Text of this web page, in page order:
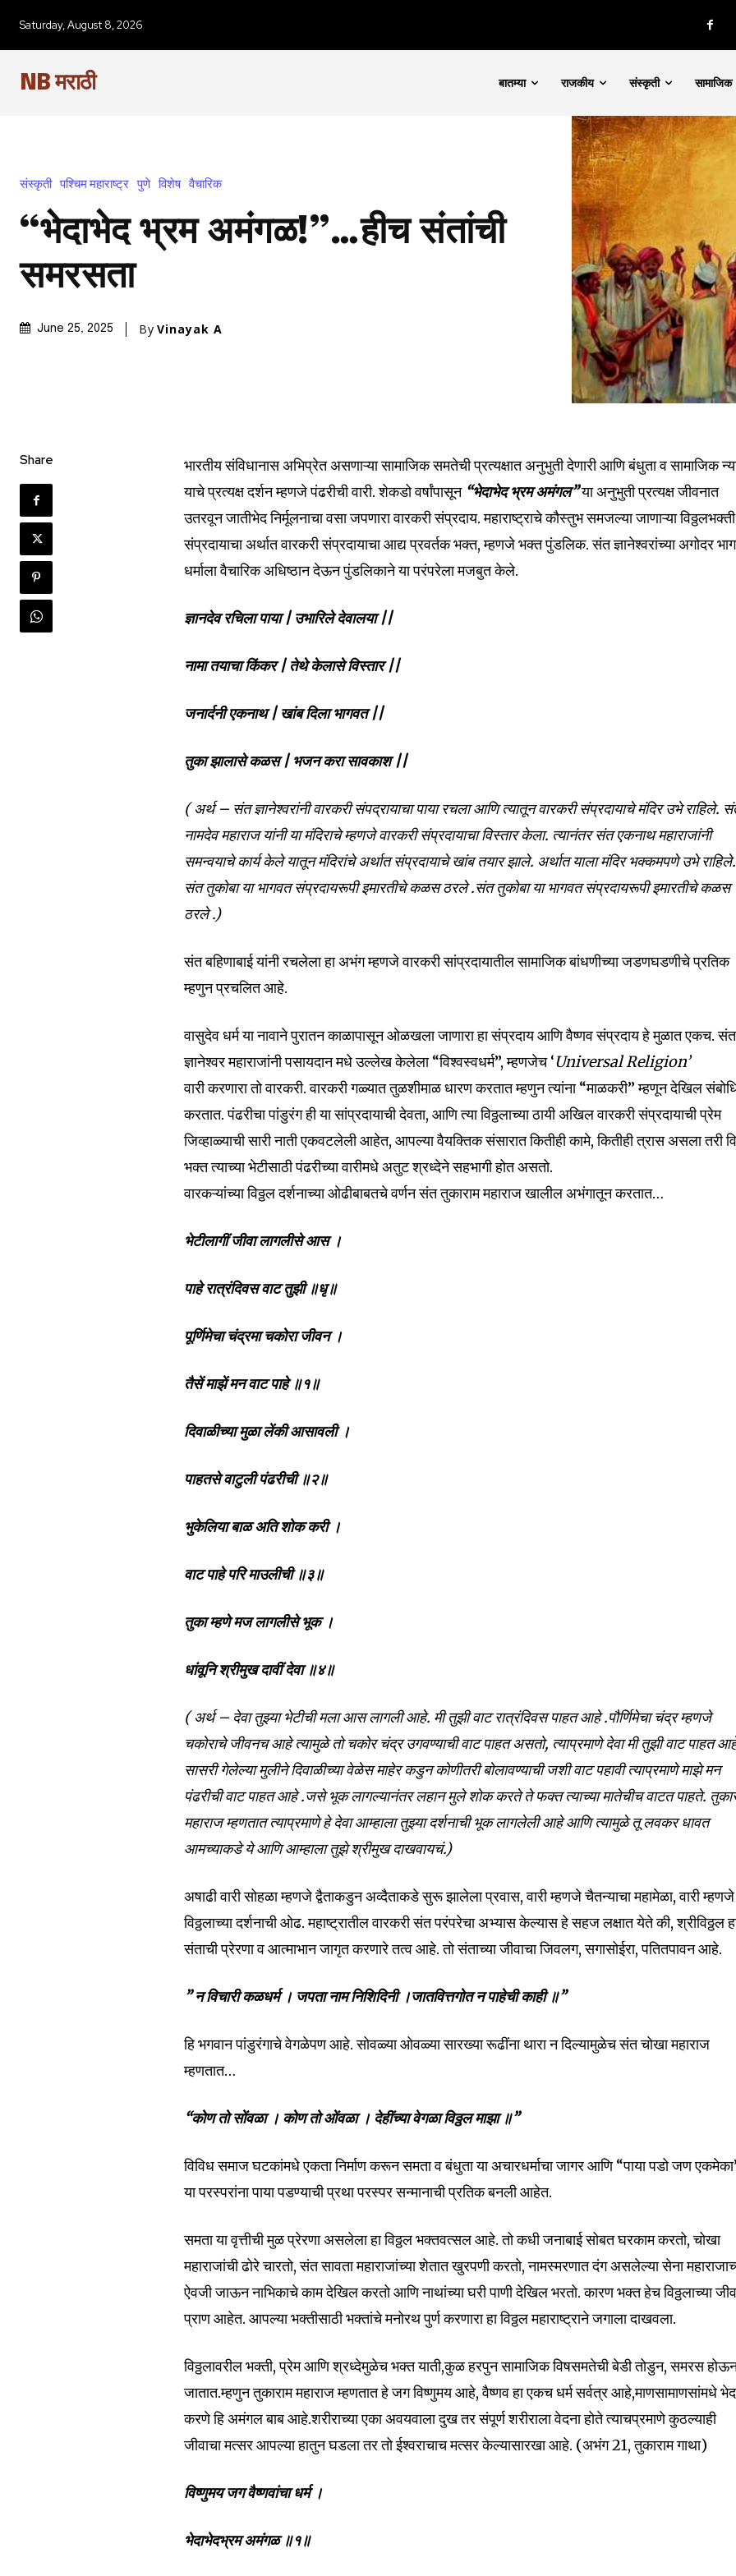
SUBSCRIBERS and be part
the subscribe button below. Don't worry, we respect your privacy and
won't spam your inbox. Your information is safe with us.
Fans
Saturday, August 8, 2026
NB मराठी बातम्या राजकीय संस्कृती सामाजिक
संस्कृती पश्चिम महाराष्ट्र पुणे विशेष वैचारिक
“भेदाभेद भ्रम अमंगळ!”…हीच संतांची
समरसता
June 25, 2025 By Vinayak A
Share
भारतीय संविधानास अभिप्रेत असणाऱ्या सामाजिक समतेची प्रत्यक्षात अनुभुती देणारी आणि बंधुता व सामाजिक
याचे प्रत्यक्ष दर्शन म्हणजे पंढरीची वारी. शेकडो वर्षांपासून“भेदाभेद भ्रम अमंगल”या अनुभुती प्रत्यक्ष जीवनात
उतरवून जातीभेद निर्मूलनाचा वसा जपणारा वारकरी संप्रदाय. महाराष्ट्राचे कौस्तुभ समजल्या जाणाऱ्या विठ्ठलभक्ती
संप्रदायाचा अर्थात वारकरी संप्रदायाचा आद्य प्रवर्तक भक्त, म्हणजे भक्त पुंडलिक. संत ज्ञानेश्वरांच्या अगोदर
धर्माला वैचारिक अधिष्ठान देऊन पुंडलिकाने या परंपरेला मजबुत केले.
ज्ञानदेव रचिला पाया | उभारिले देवालया ||
नामा तयाचा किंकर | तेथे केलासे विस्तार ||
जनार्दनी एकनाथ | खांब दिला भागवत ||
तुका झालासे कळस | भजन करा सावकाश ||
( अर्थ – संत ज्ञानेश्वरांनी वारकरी संपद्रायाचा पाया रचला आणि त्यातून वारकरी संप्रदायाचे मंदिर उभे राहिले.
नामदेव महाराज यांनी या मंदिराचे म्हणजे वारकरी संप्रदायाचा विस्तार केला. त्यानंतर संत एकनाथ महाराजांनी
समन्वयाचे कार्य केले यातून मंदिरांचे अर्थात संप्रदायाचे खांब तयार झाले. अर्थात याला मंदिर भक्कमपणे उभे राहिले.
संत तुकोबा या भागवत संप्रदायरूपी इमारतीचे कळस ठरले .संत तुकोबा या भागवत संप्रदायरूपी इमारतीचे कळस
ठरले .)
संत बहिणाबाई यांनी रचलेला हा अभंग म्हणजे वारकरी सांप्रदायातील सामाजिक बांधणीच्या जडणघडणीचे प्रतिक
म्हणुन प्रचलित आहे.
वासुदेव धर्म या नावाने पुरातन काळापासून ओळखला जाणारा हा संप्रदाय आणि वैष्णव संप्रदाय हे मुळात एकच. संत
ज्ञानेश्वर महाराजांनी पसायदान मधे उल्लेख केलेला “विश्वस्वधर्म”, म्हणजेच ‘Universal Religion’
वारी करणारा तो वारकरी. वारकरी गळ्यात तुळशीमाळ धारण करतात म्हणुन त्यांना “माळकरी” म्हणून देखिल
करतात. पंढरीचा पांडुरंग ही या सांप्रदायाची देवता, आणि त्या विठ्ठलाच्या ठायी अखिल वारकरी संप्रदायाची प्रेम
जिव्हाळ्याची सारी नाती एकवटलेली आहेत, आपल्या वैयक्तिक संसारात कितीही कामे, कितीही त्रास असला तरी
भक्त त्याच्या भेटीसाठी पंढरीच्या वारीमधे अतुट श्रध्देने सहभागी होत असतो.
वारकऱ्यांच्या विठ्ठल दर्शनाच्या ओढीबाबतचे वर्णन संत तुकाराम महाराज खालील अभंगातून करतात…
भेटीलागीं जीवा लागलीसे आस ।
पाहे रात्रंदिवस वाट तुझी ॥धृ॥
पूर्णिमेचा चंद्रमा चकोरा जीवन ।
तैसें माझें मन वाट पाहे ॥१॥
दिवाळीच्या मुळा लेंकी आसावली ।
पाहतसे वाटुली पंढरीची ॥२॥
भुकेलिया बाळ अति शोक करी ।
वाट पाहे परि माउलीची ॥३॥
तुका म्हणे मज लागलीसे भूक ।
धांवूनि श्रीमुख दावीं देवा ॥४॥
( अर्थ – देवा तुझ्या भेटीची मला आस लागली आहे. मी तुझी वाट रात्रंदिवस पाहत आहे .पौर्णिमेचा चंद्र म्हणजे
चकोराचे जीवनच आहे त्यामुळे तो चकोर चंद्र उगवण्याची वाट पाहत असतो, त्याप्रमाणे देवा मी तुझी वाट पाहत
सासरी गेलेल्या मुलीने दिवाळीच्या वेळेस माहेर कडुन कोणीतरी बोलावण्याची जशी वाट पहावी त्याप्रमाणे माझे मन
पंढरीची वाट पाहत आहे .जसे भूक लागल्यानंतर लहान मुले शोक करते ते फक्त त्याच्या मातेचीच वाटत पाहते.
महाराज म्हणतात त्याप्रमाणे हे देवा आम्हाला तुझ्या दर्शनाची भूक लागलेली आहे आणि त्यामुळे तू लवकर धावत
आमच्याकडे ये आणि आम्हाला तुझे श्रीमुख दाखवायचं.)
अषाढी वारी सोहळा म्हणजे द्वैताकडुन अव्दैताकडे सुरू झालेला प्रवास, वारी म्हणजे चैतन्याचा महामेळा, वारी म्हणजे
विठ्ठलाच्या दर्शनाची ओढ. महाष्ट्रातील वारकरी संत परंपरेचा अभ्यास केल्यास हे सहज लक्षात येते की, श्रीविठ्ठल
संताची प्रेरणा व आत्माभान जागृत करणारे तत्व आहे. तो संताच्या जीवाचा जिवलग, सगासोईरा, पतितपावन आहे.
” न विचारी कळधर्म । जपता नाम निशिदिनी ।जातवित्तगोत न पाहेची काही ॥”
हि भगवान पांडुरंगाचे वेगळेपण आहे. सोवळ्या ओवळ्या सारख्या रूढींना थारा न दिल्यामुळेच संत चोखा महाराज
म्हणतात…
“कोण तो सोंवळा । कोण तो ओंवळा । देहींच्या वेगळा विठ्ठल माझा ॥”
विविध समाज घटकांमधे एकता निर्माण करून समता व बंधुता या अचारधर्माचा जागर आणि “पाया पडो जण
या परस्परांना पाया पडण्याची प्रथा परस्पर सन्मानाची प्रतिक बनली आहेत.
समता या वृत्तीची मुळ प्रेरणा असलेला हा विठ्ठल भक्तवत्सल आहे. तो कधी जनाबाई सोबत घरकाम करतो, चोखा
महाराजांची ढोरे चारतो, संत सावता महाराजांच्या शेतात खुरपणी करतो, नामस्मरणात दंग असलेल्या सेना
ऐवजी जाऊन नाभिकाचे काम देखिल करतो आणि नाथांच्या घरी पाणी देखिल भरतो. कारण भक्त हेच विठ्ठलाच्या
प्राण आहेत. आपल्या भक्तीसाठी भक्तांचे मनोरथ पुर्ण करणारा हा विठ्ठल महाराष्ट्राने जगाला दाखवला.
विठ्ठलावरील भक्ती, प्रेम आणि श्रध्देमुळेच भक्त याती,कुळ हरपुन सामाजिक विषसमतेची बेडी तोडुन, समरस
जातात.म्हणुन तुकाराम महाराज म्हणतात हे जग विष्णुमय आहे, वैष्णव हा एकच धर्म सर्वत्र आहे,माणसामाणसांमधे भेद
करणे हि अमंगल बाब आहे.शरीराच्या एका अवयवाला दुख तर संपूर्ण शरीराला वेदना होते त्याचप्रमाणे कुठल्याही
जीवाचा मत्सर आपल्या हातुन घडला तर तो ईश्वराचाच मत्सर केल्यासारखा आहे. (अभंग 21, तुकाराम गाथा)
विष्णुमय जग वैष्णवांचा धर्म ।
भेदाभेदभ्रम अमंगळ ॥१॥